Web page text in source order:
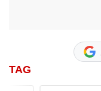
TAG